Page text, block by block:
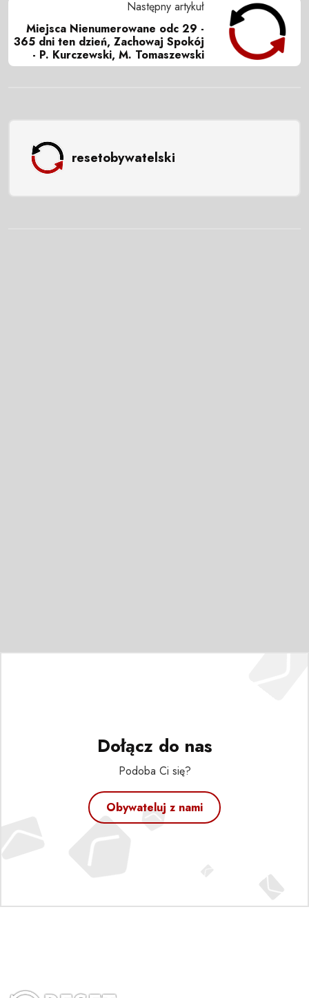
Następny artykuł
Miejsca Nienumerowane odc 29 -
365 dni ten dzień, Zachowaj Spokój
- P. Kurczewski, M. Tomaszewski
resetobywatelski
Dołącz do nas
Podoba Ci się?
Obywateluj z nami